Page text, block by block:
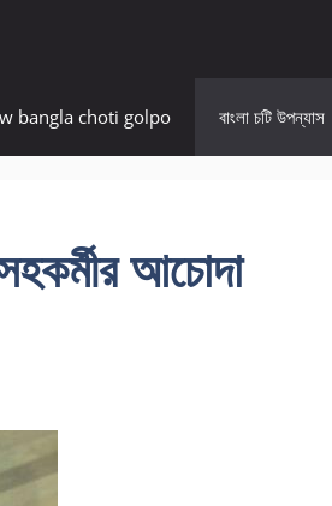
bangla choti golpo বাংলা চটি উপন্যাস
আচোদা